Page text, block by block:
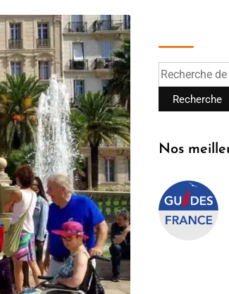
Recherche
Nos